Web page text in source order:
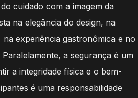
cuidado com a imagem da
na elegância do design, na
na experiência gastronômica e no
a segurança é um
a integridade física e o bem-
é uma responsabilidade